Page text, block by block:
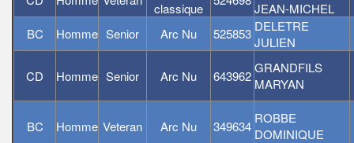
classique
JEAN-MICHEL
BC
Homme Senior Arc Nu 525853 DELETRE
JULIEN
CD Homme Senior Arc Nu 643962
GRANDFILS
MARYAN
BC Homme Veteran Arc Nu 349634
ROBBE
DOMINIQUE